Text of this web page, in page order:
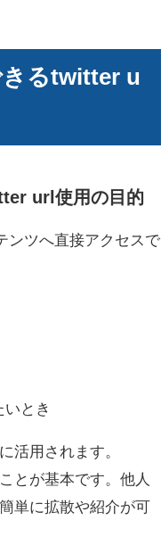
きるtwitter u
url使用の目的
ンツへ直接アクセスで
とき
活用されます。
とが基本です。他人
単に拡散や紹介が可